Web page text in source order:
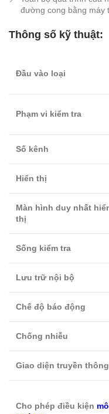
đường cong bằng máy
Thông số kỹ thuật:
Đầu vào loại
Phạm vi kiểm tra
Số kênh
Hiển thị
Màn hình duy nhất
thị
Sống kiểm tra
Lưu trữ nội bộ
Chế độ báo động
Chống nhiễu
Giao diện truyền thông
Cho phép điều kiện